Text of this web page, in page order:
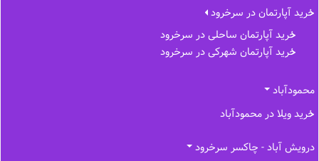
خرید آپارتمان در سرخرود
خرید آپارتمان ساحلی در سرخرود
خرید آپارتمان شهرکی در سرخرود
محمودآباد
خرید ویلا در محمودآباد
درویش آباد - چاکسر سرخرود